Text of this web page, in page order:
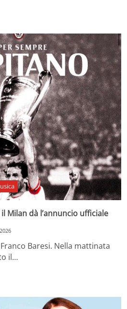
Milan dà l’annuncio ufficiale
Baresi. Nella mattinata
il…